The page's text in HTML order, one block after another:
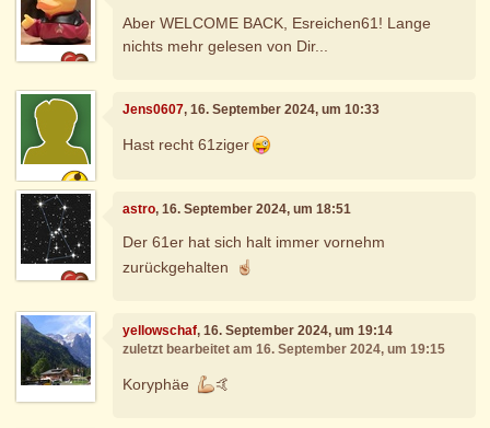
Aber WELCOME BACK, Esreichen61! Lange
nichts mehr gelesen von Dir...
Jens0607, 16. September 2024, um 10:33
Hast recht 61ziger
astro, 16. September 2024, um 18:51
Der 61er hat sich halt immer vornehm
zurückgehalten
yellowschaf, 16. September 2024, um 19:14
zuletzt bearbeitet am 16. September 2024, um 19:15
Koryphäe 🤙